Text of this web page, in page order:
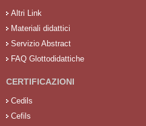
Altri Link
Materiali didattici
Servizio Abstract
FAQ Glottodidattiche
CERTIFICAZIONI
Cedils
Cefils